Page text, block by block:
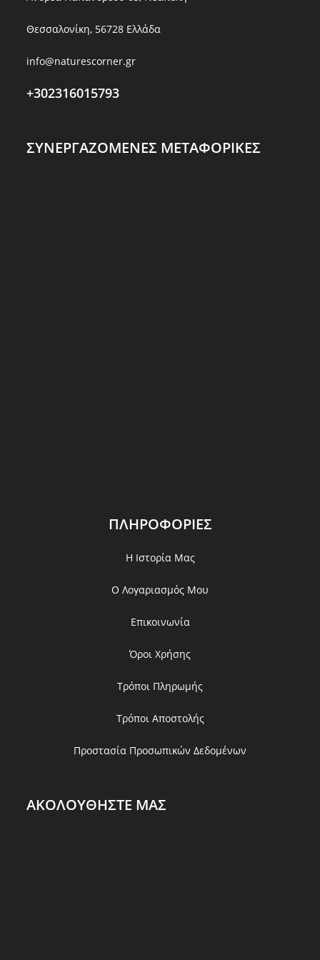
Θεσσαλονίκη, 56728 Ελλάδα
info@naturescorner.gr
+302316015793
ΣΥΝΕΡΓΑΖΟΜΕΝΕΣ ΜΕΤΑΦΟΡΙΚΕΣ
ΠΛΗΡΟΦΟΡΙΕΣ
Η Ιστορία Μας
Ο Λογαριασμός Μου
Επικοινωνία
Όροι Χρήσης
Τρόποι Πληρωμής
Τρόποι Αποστολής
Προστασία Προσωπικών Δεδομένων
ΑΚΟΛΟΥΘΗΣΤΕ ΜΑΣ